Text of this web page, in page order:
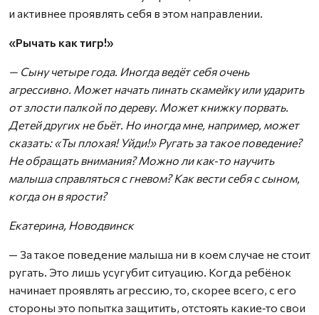
и активнее проявлять себя в этом направлении.
«Рычать как тигр!»
— Сыну четыре года. Иногда ведёт себя очень
агрессивно. Может начать пинать скамейку или ударить
от злости палкой по дереву. Может книжку порвать.
Детей других не бьёт. Но иногда мне, например, может
сказать: «Ты плохая! Уйди!» Ругать за такое поведение?
Не обращать внимания? Можно ли как‑то научить
малыша справляться с гневом? Как вести себя с сыном,
когда он в ярости?
Екатерина, Новодвинск
— За такое поведение малыша ни в коем случае не стоит
ругать. Это лишь усугубит ситуацию. Когда ребёнок
начинает проявлять агрессию, то, скорее всего, с его
стороны это попытка защитить, отстоять какие‑то свои